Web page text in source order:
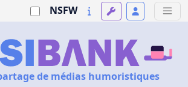
NSFW
de médias humoristiques